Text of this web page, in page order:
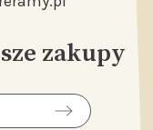
zakupy